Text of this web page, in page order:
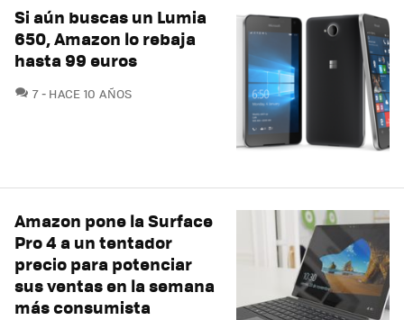
Si aún buscas un Lumia
650, Amazon lo rebaja
hasta 99 euros
7COMENTARIOS
HACE 10 AÑOS
Amazon pone la Surface
Pro 4 a un tentador
precio para potenciar
sus ventas en la semana
más consumista